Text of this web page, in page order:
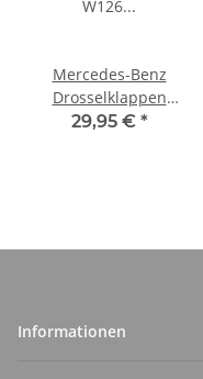
Mercedes-Benz
Drosselklappen
Anschluss Kabel W124
29,95 € *
Informationen